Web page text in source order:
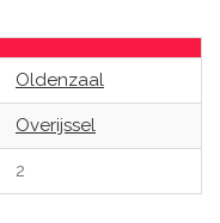
Oldenzaal
Overijssel
2